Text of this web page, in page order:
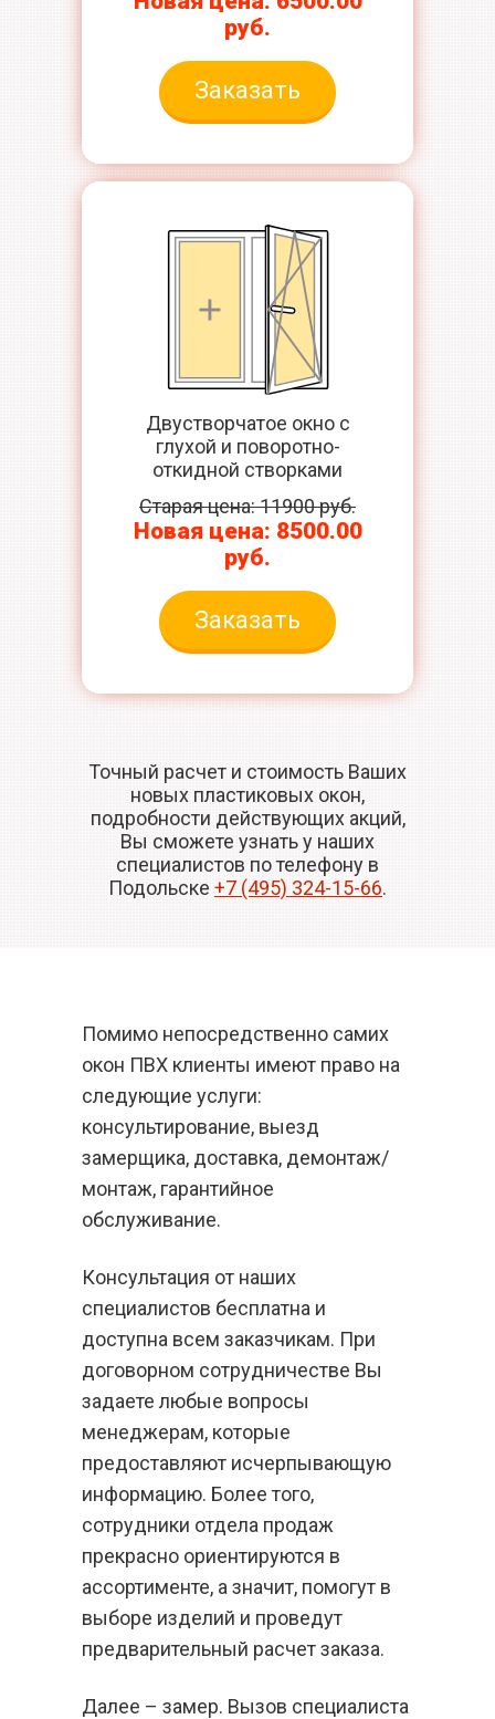
руб.
Заказать
Двустворчатое окно с
глухой и поворотно-
откидной створками
Старая цена: 11900 руб.
Новая цена: 8500.00
руб.
Заказать
Точный расчет и стоимость Ваших
новых пластиковых окон,
подробности действующих акций,
Вы сможете узнать у наших
специалистов по телефону в
Подольске +7 (495) 324-15-66.
Помимо непосредственно самих
окон ПВХ клиенты имеют право на
следующие услуги:
консультирование, выезд
замерщика, доставка, демонтаж/
монтаж, гарантийное
обслуживание.
Консультация от наших
специалистов бесплатна и
доступна всем заказчикам. При
договорном сотрудничестве Вы
задаете любые вопросы
менеджерам, которые
предоставляют исчерпывающую
информацию. Более того,
сотрудники отдела продаж
прекрасно ориентируются в
ассортименте, а значит, помогут в
выборе изделий и проведут
предварительный расчет заказа.
Далее – замер. Вызов специалиста